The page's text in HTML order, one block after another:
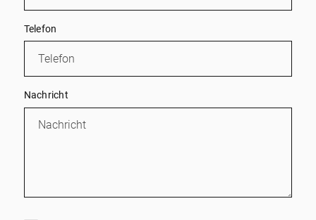
Telefon
Nachricht